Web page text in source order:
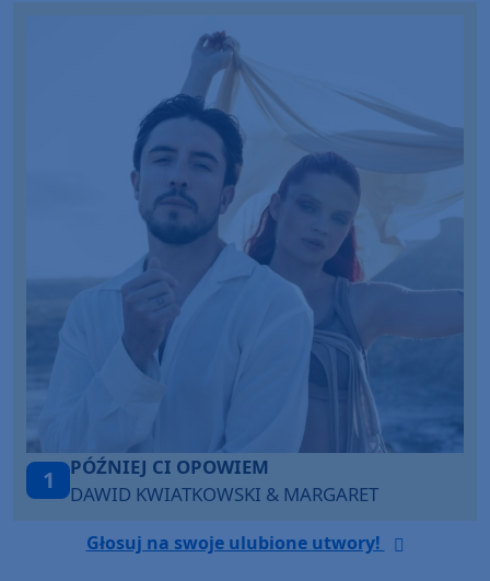
2
MOVIN’ TO THE SUN
HUGEL, ULTRA NATE, IMAEL ANGEL
Głosuj na swoje ulubione utwory!